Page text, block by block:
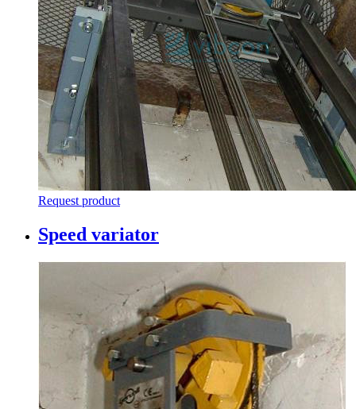
Request product
Speed variator